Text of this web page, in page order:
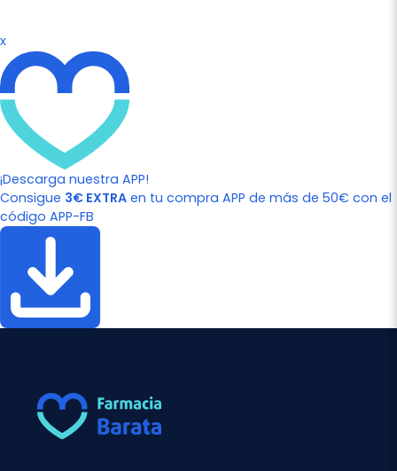
x
¡Descarga nuestra APP!
Consigue 3€ EXTRA en tu compra APP de más de 50€ con el
código APP-FB